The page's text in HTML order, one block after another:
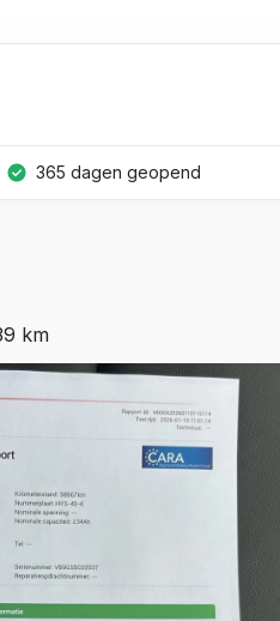
365 dagen geopend
km